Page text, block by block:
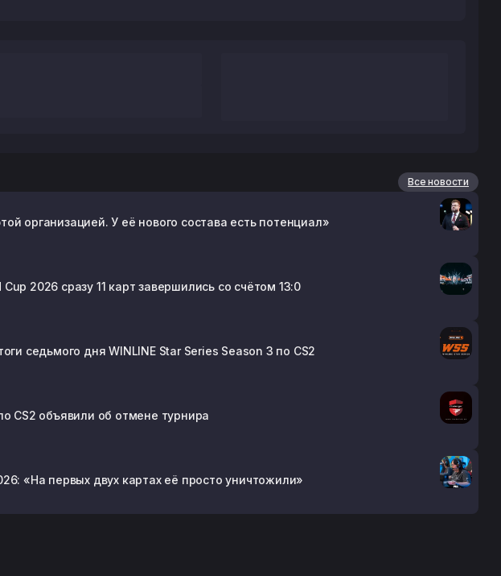
Все новости
организацией. У её нового состава есть потенциал»
2026 сразу 11 карт завершились со счётом 13:0
седьмого дня WINLINE Star Series Season 3 по CS2
CS2 объявили об отмене турнира
«На первых двух картах её просто уничтожили»